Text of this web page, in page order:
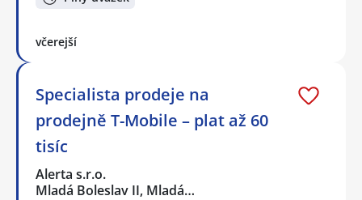
včerejší
Specialista prodeje na
prodejně T-Mobile – plat až 60
tisíc
Alerta s.r.o.
Mladá Boleslav II, Mladá…